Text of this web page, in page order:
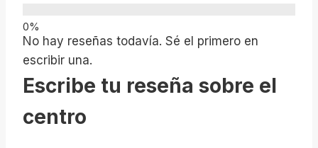
No hay reseñas todavía. Sé el primero en
escribir una.
Escribe tu reseña sobre el
centro